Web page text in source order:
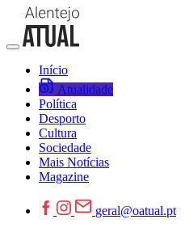
Início
Atualidade
Política
Desporto
Cultura
Sociedade
Mais Notícias
Magazine
geral@oatual.pt